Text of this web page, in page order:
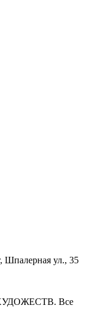
Шпалерная ул., 35
Все